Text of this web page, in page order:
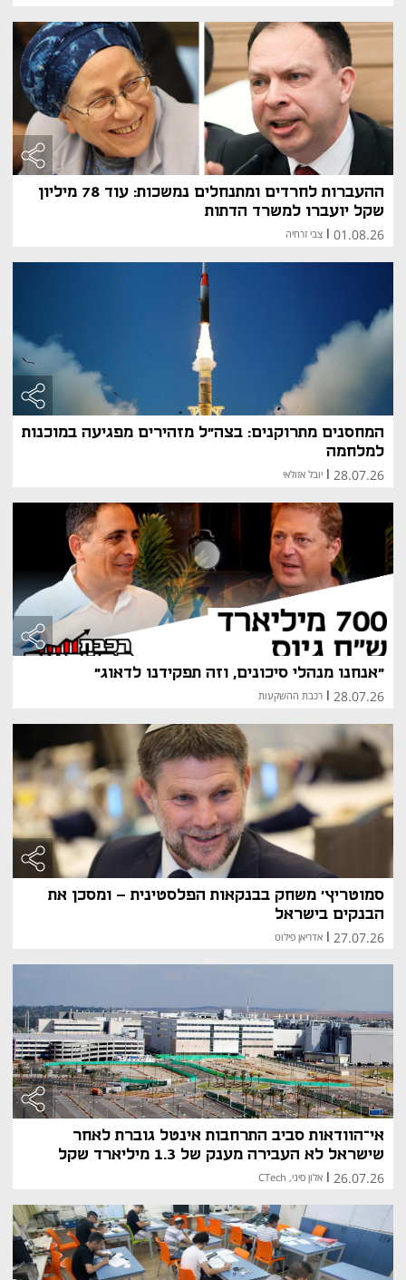
ההעברות לחרדים ומתנחלים נמשכות: עוד 78 מיליון
שקל יועברו למשרד הדתות
01.08.26 צבי זרחיה
המחסנים מתרוקנים: בצה"ל מזהירים מפגיעה במוכנות
למלחמה
28.07.26 יובל אזולאי
"אנחנו מנהלי סיכונים, וזה תפקידנו לדאוג"
28.07.26 רכבת ההשקעות
סמוטריץ' משחק בבנקאות הפלסטינית - ומסכן את
הבנקים בישראל
27.07.26
| אדריאן פילוט
אי־הוודאות סביב התרחבות אינטל גוברת לאחר
שישראל לא העבירה מענק של 1.3 מיליארד שקל
26.07.26
| אלון סיני, CTech